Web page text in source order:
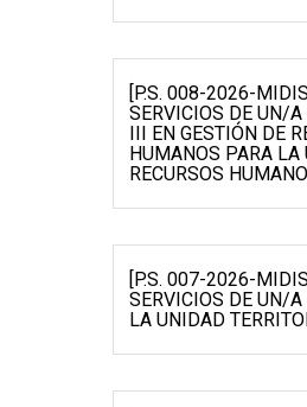
[P.S. 008-2026-
SERVICIOS DE UN/
III EN GESTIÓN DE
HUMANOS PARA LA
RECURSOS
[P.S. 007-2026-
SERVICIOS DE UN/
LA UNIDAD